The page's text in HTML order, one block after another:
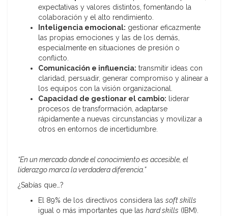
expectativas y valores distintos, fomentando la
colaboración y el alto rendimiento.
Inteligencia emocional: gestionar eficazmente
las propias emociones y las de los demás,
especialmente en situaciones de presión o
conflicto.
Comunicación e influencia: transmitir ideas con
claridad, persuadir, generar compromiso y alinear a
los equipos con la visión organizacional.
Capacidad de gestionar el cambio: liderar
procesos de transformación, adaptarse
rápidamente a nuevas circunstancias y movilizar a
otros en entornos de incertidumbre.
“En un mercado donde el conocimiento es accesible, el
liderazgo marca la verdadera diferencia.”
¿Sabías que…?
El 89% de los directivos considera las soft skills
igual o más importantes que las hard skills (IBM).